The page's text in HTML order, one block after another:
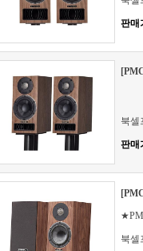
판매
북셀
판매
북셀